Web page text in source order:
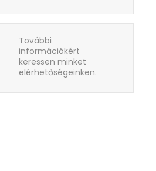
További
információkért
keressen minket
elérhetőségeinken.